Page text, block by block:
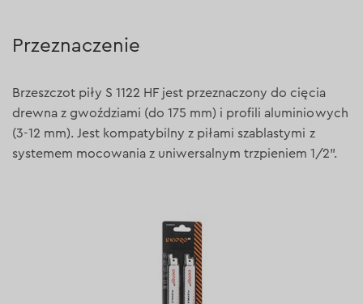
Przeznaczenie
Brzeszczot piły S 1122 HF jest przeznaczony do cięcia
drewna z gwoździami (do 175 mm) i profili aluminiowych
(3-12 mm). Jest kompatybilny z piłami szablastymi z
systemem mocowania z uniwersalnym trzpieniem 1/2".